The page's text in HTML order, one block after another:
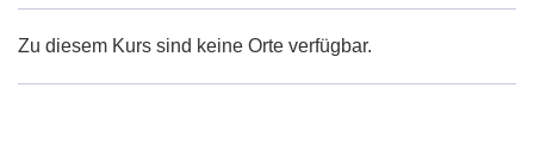
Zu diesem Kurs sind keine Orte verfügbar.